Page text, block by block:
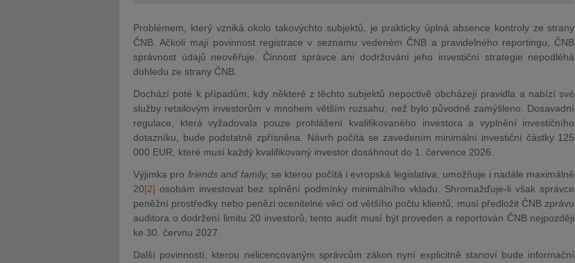
Problémem, který vzniká okolo takovýchto subjektů, je prakticky úplná absence kontroly ze strany
ČNB. Ačkoli mají povinnost registrace v seznamu vedeném ČNB a pravidelného reportingu, ČNB
správnost údajů neověřuje. Činnost správce ani dodržování jeho investiční strategie nepodléhá
dohledu ze strany ČNB.
Dochází poté k případům, kdy některé z těchto subjektů nepoctivě obcházejí pravidla a nabízí své
služby retailovým investorům v mnohem větším rozsahu, než bylo původně zamýšleno. Dosavadní
regulace, která vyžadovala pouze prohlášení kvalifikovaného investora a vyplnění investičního
dotazníku, bude podstatně zpřísněna. Návrh počítá se zavedením minimální investiční částky 125
000 EUR, které musí každý kvalifikovaný investor dosáhnout do 1. července 2026.
Výjimka pro friends and family, se kterou počítá i evropská legislativa, umožňuje i nadále maximálně
20[2] osobám investovat bez splnění podmínky minimálního vkladu. Shromažďuje-li však správce
peněžní prostředky nebo penězi ocenitelné věci od většího počtu klientů, musí předložit ČNB zprávu
auditora o dodržení limitu 20 investorů, tento audit musí být proveden a reportován ČNB nejpozději
ke 30. červnu 2027.
Další povinností, kterou nelicencovaným správcům zákon nyní explicitně stanoví bude informační